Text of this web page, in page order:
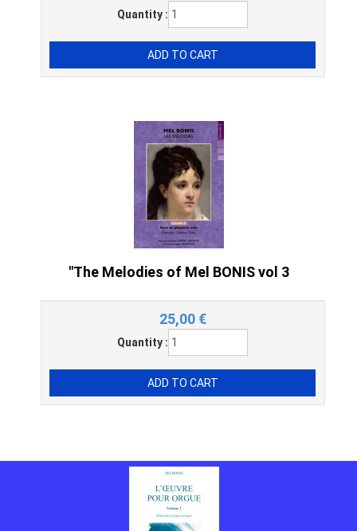
Quantity :
"The Melodies of Mel BONIS vol 3
25,00 €
Quantity :